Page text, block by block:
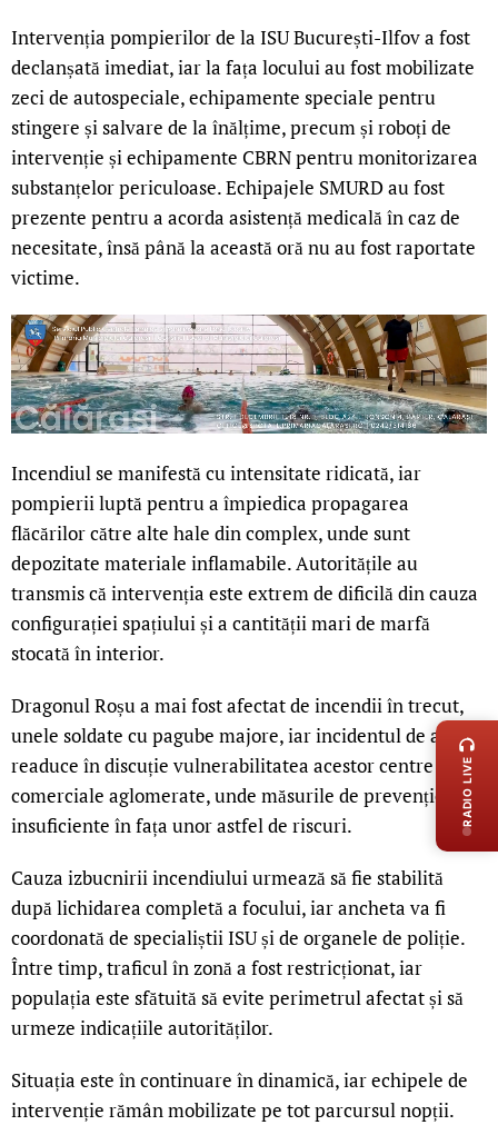
Intervenția pompierilor de la ISU București-Ilfov a fost
declanșată imediat, iar la fața locului au fost mobilizate
zeci de autospeciale, echipamente speciale pentru
stingere și salvare de la înălțime, precum și roboți de
intervenție și echipamente CBRN pentru monitorizarea
substanțelor periculoase. Echipajele SMURD au fost
prezente pentru a acorda asistență medicală în caz de
necesitate, însă până la această oră nu au fost raportate
victime.
Incendiul se manifestă cu intensitate ridicată, iar
pompierii luptă pentru a împiedica propagarea
flăcărilor către alte hale din complex, unde sunt
depozitate materiale inflamabile. Autoritățile au
transmis că intervenția este extrem de dificilă din cauza
configurației spațiului și a cantității mari de marfă
stocată în interior.
Dragonul Roșu a mai fost afectat de incendii în trecut,
unele soldate cu pagube majore, iar incidentul de astăzi
readuce în discuție vulnerabilitatea acestor centre
comerciale aglomerate, unde măsurile de prevenție par
insuficiente în fața unor astfel de riscuri.
Cauza izbucnirii incendiului urmează să fie stabilită
după lichidarea completă a focului, iar ancheta va fi
coordonată de specialiștii ISU și de organele de poliție.
Între timp, traficul în zonă a fost restricționat, iar
populația este sfătuită să evite perimetrul afectat și să
urmeze indicațiile autorităților.
Situația este în continuare în dinamică, iar echipele de
intervenție rămân mobilizate pe tot parcursul nopții.
RADIO LIVE